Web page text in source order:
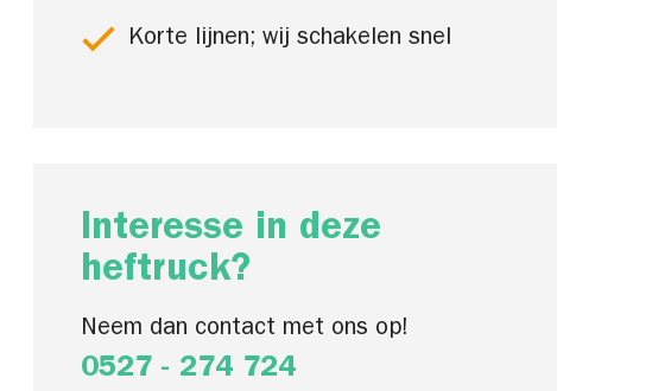
Korte lijnen; wij schakelen snel
Interesse in deze
heftruck?
Neem dan contact met ons op!
0527 - 274 724